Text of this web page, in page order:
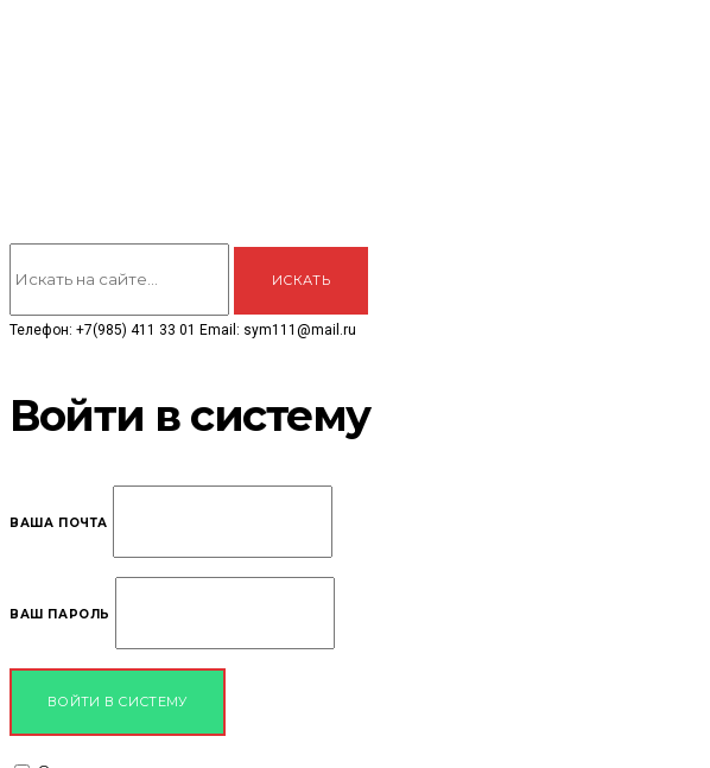
Телефон: +7(985) 411 33 01 Email: sym111@mail.ru
Войти в систему
ВАША ПОЧТА
ВАШ ПАРОЛЬ
ВОЙТИ В СИСТЕМУ